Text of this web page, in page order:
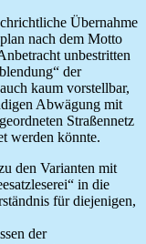
Übernahme
nach dem Motto
unbestritten
der
kaum vorstellbar,
Abwägung mit
Straßennetz
werden könnte.
den Varianten mit
in die
für diejenigen,
der